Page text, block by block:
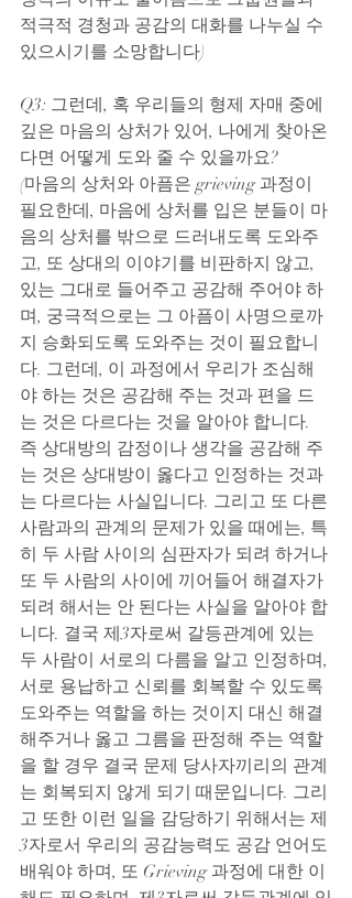
적극적 경청과 공감의 대화를 나누실 수
있으시기를 소망합니다)
Q3: 그런데, 혹 우리들의 형제 자매 중에
깊은 마음의 상처가 있어, 나에게 찾아온
다면 어떻게 도와 줄 수 있을까요?
(마음의 상처와 아픔은 grieving 과정이
필요한데, 마음에 상처를 입은 분들이 마
음의 상처를 밖으로 드러내도록 도와주
고, 또 상대의 이야기를 비판하지 않고,
있는 그대로 들어주고 공감해 주어야 하
며, 궁극적으로는 그 아픔이 사명으로까
지 승화되도록 도와주는 것이 필요합니
다. 그런데, 이 과정에서 우리가 조심해
야 하는 것은 공감해 주는 것과 편을 드
는 것은 다르다는 것을 알아야 합니다.
즉 상대방의 감정이나 생각을 공감해 주
는 것은 상대방이 옳다고 인정하는 것과
는 다르다는 사실입니다. 그리고 또 다른
사람과의 관계의 문제가 있을 때에는, 특
히 두 사람 사이의 심판자가 되려 하거나
또 두 사람의 사이에 끼어들어 해결자가
되려 해서는 안 된다는 사실을 알아야 합
니다. 결국 제3자로써 갈등관계에 있는
두 사람이 서로의 다름을 알고 인정하며,
서로 용납하고 신뢰를 회복할 수 있도록
도와주는 역할을 하는 것이지 대신 해결
해주거나 옳고 그름을 판정해 주는 역할
을 할 경우 결국 문제 당사자끼리의 관계
는 회복되지 않게 되기 때문입니다. 그리
고 또한 이런 일을 감당하기 위해서는 제
3자로서 우리의 공감능력도 공감 언어도
배워야 하며, 또 Grieving 과정에 대한 이